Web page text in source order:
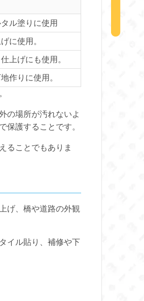
ル塗りに使用
に使用。
上げにも使用。
作りに使用。
の場所が汚れないよ
保護することです。
ることでもありま
げ、橋や道路の外観
イル貼り、補修や下